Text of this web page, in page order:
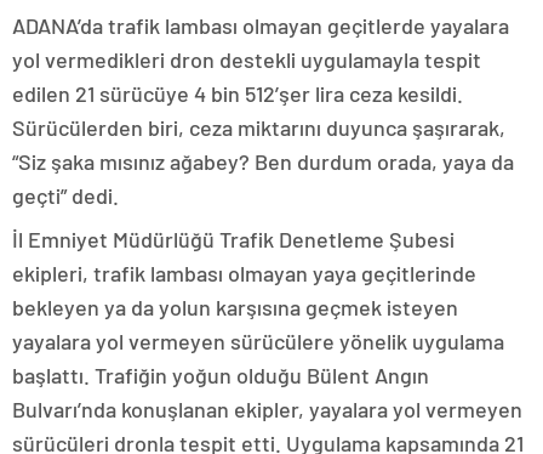
ADANA’da trafik lambası olmayan geçitlerde yayalara
yol vermedikleri dron destekli uygulamayla tespit
edilen 21 sürücüye 4 bin 512’şer lira ceza kesildi.
Sürücülerden biri, ceza miktarını duyunca şaşırarak,
“Siz şaka mısınız ağabey? Ben durdum orada, yaya da
geçti” dedi.
İl Emniyet Müdürlüğü Trafik Denetleme Şubesi
ekipleri, trafik lambası olmayan yaya geçitlerinde
bekleyen ya da yolun karşısına geçmek isteyen
yayalara yol vermeyen sürücülere yönelik uygulama
başlattı. Trafiğin yoğun olduğu Bülent Angın
Bulvarı’nda konuşlanan ekipler, yayalara yol vermeyen
sürücüleri dronla tespit etti. Uygulama kapsamında 21